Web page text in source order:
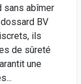
sans abîmer
BV
ils
de sûreté
une